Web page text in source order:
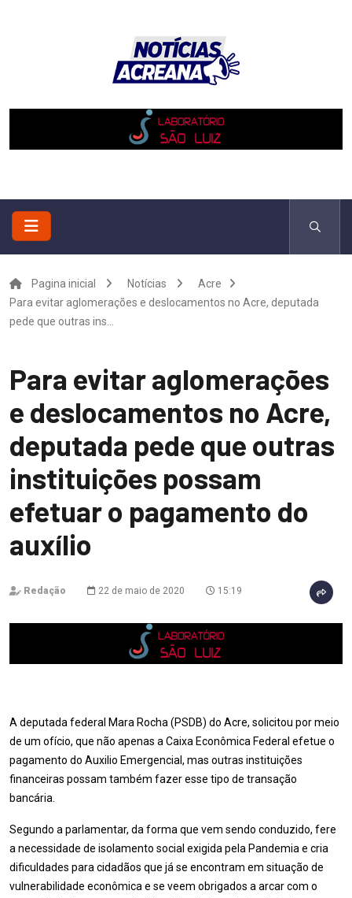
Pagina inicial Notícias
Acre
Para evitar aglomerações e deslocamentos no Acre, deputada
pede que outras ins...
Para evitar aglomerações
e deslocamentos no Acre,
deputada pede que outras
instituições possam
efetuar o pagamento do
auxílio
Redação 22 de maio de 2020 15:19
A deputada federal Mara Rocha (PSDB) do Acre, solicitou por meio
de um ofício, que não apenas a Caixa Econômica Federal efetue o
pagamento do Auxilio Emergencial, mas outras instituições
financeiras possam também fazer esse tipo de transação
bancária.
Segundo a parlamentar, da forma que vem sendo conduzido, fere
a necessidade de isolamento social exigida pela Pandemia e cria
dificuldades para cidadãos que já se encontram em situação de
vulnerabilidade econômica e se veem obrigados a arcar com o